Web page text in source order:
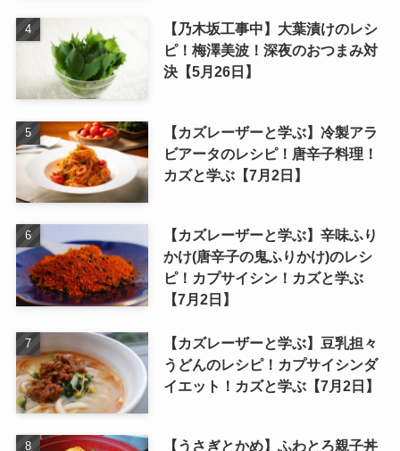
【乃木坂工事中】大葉漬けのレシ
ピ！梅澤美波！深夜のおつまみ対
決【5月26日】
【カズレーザーと学ぶ】冷製アラ
ビアータのレシピ！唐辛子料理！
カズと学ぶ【7月2日】
【カズレーザーと学ぶ】辛味ふり
かけ(唐辛子の鬼ふりかけ)のレシ
ピ！カプサイシン！カズと学ぶ
【7月2日】
【カズレーザーと学ぶ】豆乳担々
うどんのレシピ！カプサイシンダ
イエット！カズと学ぶ【7月2日】
【うさぎとかめ】ふわとろ親子丼